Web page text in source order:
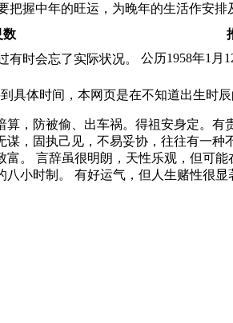
把握中年的旺运，为晚年的生活作安
数
有时会忘了实际状况。
公历1958年1月
具体时间，本网页是在不知道出生时
算，防被偷、出车祸。得祖安身定。
谋，固执己见，不易妥协，往往有一
富。 言辞虽很明朗，天性乐观，但可
八小时制。 有好运气，但人生赌性很